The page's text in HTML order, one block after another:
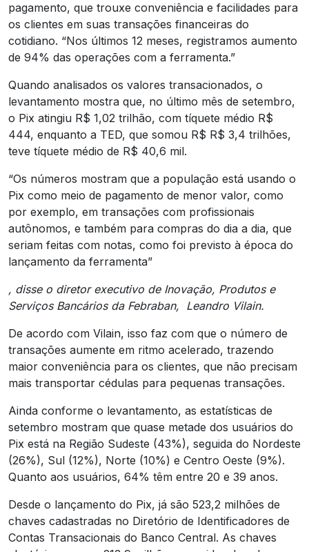
pagamento, que trouxe conveniência e facilidades para
os clientes em suas transações financeiras do
cotidiano. “Nos últimos 12 meses, registramos aumento
de 94% das operações com a ferramenta.”
Quando analisados os valores transacionados, o
levantamento mostra que, no último mês de setembro,
o Pix atingiu R$ 1,02 trilhão, com tíquete médio R$
444, enquanto a TED, que somou R$ R$ 3,4 trilhões,
teve tíquete médio de R$ 40,6 mil.
“Os números mostram que a população está usando o
Pix como meio de pagamento de menor valor, como
por exemplo, em transações com profissionais
autônomos, e também para compras do dia a dia, que
seriam feitas com notas, como foi previsto à época do
lançamento da ferramenta”
, disse o diretor executivo de Inovação, Produtos e
Serviços Bancários da Febraban, Leandro Vilain.
De acordo com Vilain, isso faz com que o número de
transações aumente em ritmo acelerado, trazendo
maior conveniência para os clientes, que não precisam
mais transportar cédulas para pequenas transações.
Ainda conforme o levantamento, as estatísticas de
setembro mostram que quase metade dos usuários do
Pix está na Região Sudeste (43%), seguida do Nordeste
(26%), Sul (12%), Norte (10%) e Centro Oeste (9%).
Quanto aos usuários, 64% têm entre 20 e 39 anos.
Desde o lançamento do Pix, já são 523,2 milhões de
chaves cadastradas no Diretório de Identificadores de
Contas Transacionais do Banco Central. As chaves